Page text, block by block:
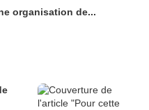
organisation de...